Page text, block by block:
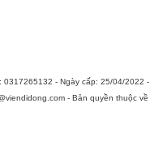
0317265132 - Ngày cấp: 25/04/2022 -
- Bản quyền thuộc về